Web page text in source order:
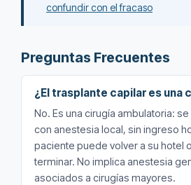
confundir con el fracaso
Preguntas Frecuentes
¿El trasplante capilar es una
No. Es una cirugía ambulatoria:
con anestesia local, sin ingreso
paciente puede volver a su hotel
terminar. No implica anestesia
asociados a cirugías mayores.